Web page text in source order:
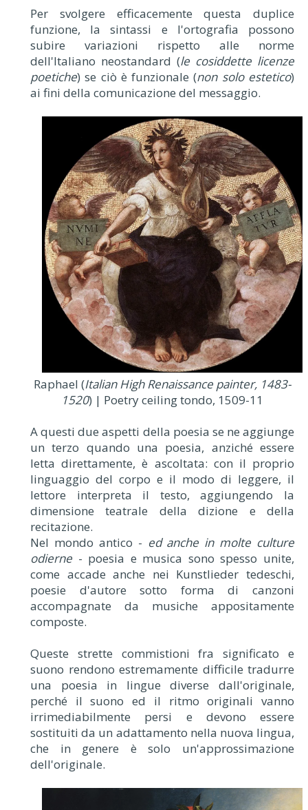
Per svolgere efficacemente questa duplice
funzione, la sintassi e l'ortografia possono
subire variazioni rispetto alle norme
dell'Italiano neostandard (le cosiddette licenze
poetiche) se ciò è funzionale (non solo estetico)
ai fini della comunicazione del messaggio.
Raphael (Italian High Renaissance painter, 1483-
1520) | Poetry ceiling tondo, 1509-11
A questi due aspetti della poesia se ne aggiunge
un terzo quando una poesia, anziché essere
letta direttamente, è ascoltata: con il proprio
linguaggio del corpo e il modo di leggere, il
lettore interpreta il testo, aggiungendo la
dimensione teatrale della dizione e della
recitazione.
Nel mondo antico - ed anche in molte culture
odierne - poesia e musica sono spesso unite,
come accade anche nei Kunstlieder tedeschi,
poesie d'autore sotto forma di canzoni
accompagnate da musiche appositamente
composte.
Queste strette commistioni fra significato e
suono rendono estremamente difficile tradurre
una poesia in lingue diverse dall'originale,
perché il suono ed il ritmo originali vanno
irrimediabilmente persi e devono essere
sostituiti da un adattamento nella nuova lingua,
che in genere è solo un'approssimazione
dell'originale.